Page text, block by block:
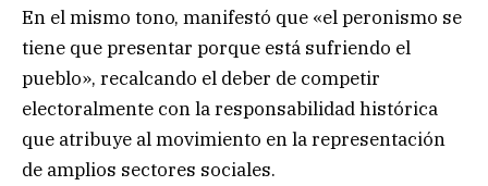
En el mismo tono, manifestó que «el peronismo se
tiene que presentar porque está sufriendo el
pueblo», recalcando el deber de competir
electoralmente con la responsabilidad histórica
que atribuye al movimiento en la representación
de amplios sectores sociales.